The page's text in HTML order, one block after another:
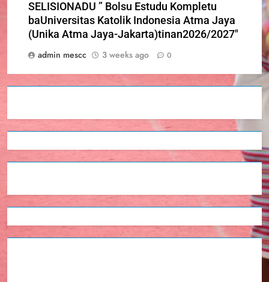
SELISIONADU ” Bolsu Estudu Kompletu
baUniversitas Katolik Indonesia Atma Jaya
(Unika Atma Jaya-Jakarta)tinan2026/2027″
admin mescc
3 weeks ago 0